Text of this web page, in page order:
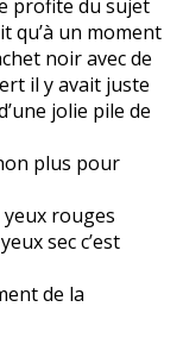
profite du sujet
qu’à un moment
noir avec de
il y avait juste
jolie pile de
plus pour
yeux rouges
sec c’est
de la